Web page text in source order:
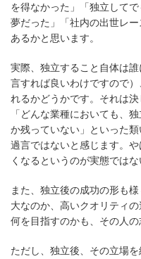
を得なかった」「独立して
夢だった」「社内の出世レ
あるかと思います。
実際、独立すること自体は
言すれば良いわけですので
れるかどうかです。それは決
「どんな業種においても、
か残っていない」といった
過言ではないと感じます。
くなるというのが実態ではな
また、独立後の成功の形も
大なのか、高いクオリティ
何を目指すのかも、その人の
ただし、独立後、その立場